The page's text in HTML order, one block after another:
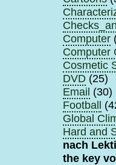
Computer
Computer
Cosmetic
DVD (25)
Email (30)
Football
Global
Hard and
nach
the key